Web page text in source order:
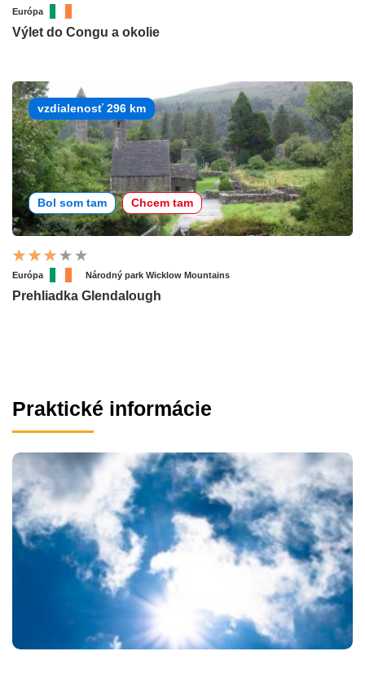
Európa
Výlet do Congu a okolie
vzdialenosť 296 km
Bol som tam Chcem tam
Európa Národný park Wicklow Mountains
Prehliadka Glendalough
Praktické informácie